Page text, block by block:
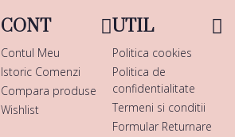
CONT
Contul Meu
Istoric Comenzi
Compara produse
Wishlist
UTIL
Politica cookies
Politica de
confidentialitate
Termeni si conditii
Formular Returnare